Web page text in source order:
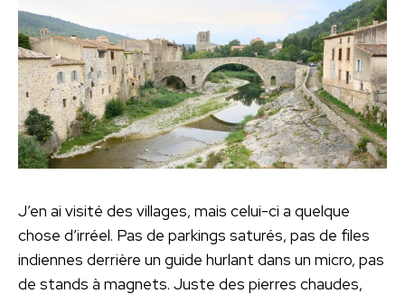
J’en ai visité des villages, mais celui-ci a quelque
chose d’irréel. Pas de parkings saturés, pas de files
indiennes derrière un guide hurlant dans un micro, pas
de stands à magnets. Juste des pierres chaudes,